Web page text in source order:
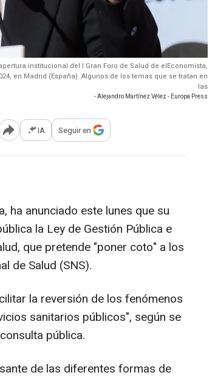
institucional del I Gran Foro de Salud de elEconomista,
en Madrid (España). Algunos de los temas que se tratan en
las
- Alejandro Martínez Vélez - Europa Press
Abrir opciones para compartir
IA Seguir en
ha anunciado este lunes que su
la Ley de Gestión Pública e
que pretende "poner coto" a los
de Salud (SNS).
la reversión de los fenómenos
sanitarios públicos", según se
pública.
de las diferentes formas de